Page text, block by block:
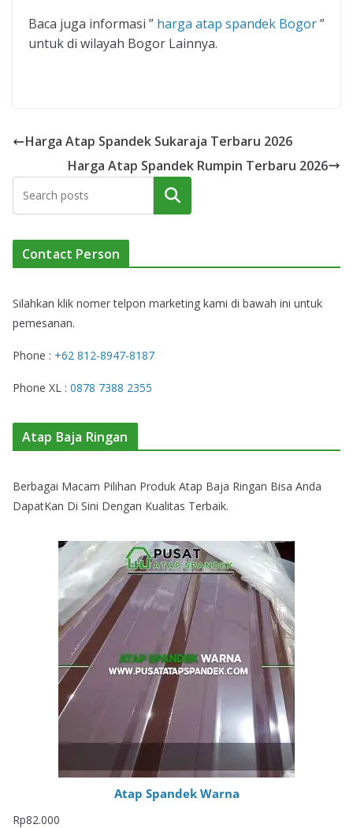
Baca juga informasi ” harga atap spandek Bogor”
untuk di wilayah Bogor Lainnya.
Harga Atap Spandek Sukaraja Terbaru 2026
Harga Atap Spandek Rumpin Terbaru 2026
Cari
Contact Person
Silahkan klik nomer telpon marketing kami di bawah ini untuk
pemesanan.
Phone : +62 812-8947-8187
Phone XL : 0878 7388 2355
Atap Baja Ringan
Berbagai Macam Pilihan Produk Atap Baja Ringan Bisa Anda
DapatKan Di Sini Dengan Kualitas Terbaik.
Atap Spandek Warna
Rp82.000